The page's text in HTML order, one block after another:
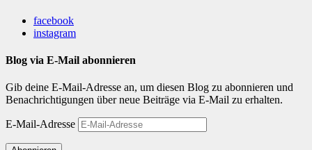
facebook
instagram
Blog via E-Mail abonnieren
Gib deine E-Mail-Adresse an, um diesen Blog zu abonnieren und
Benachrichtigungen über neue Beiträge via E-Mail zu erhalten.
E-Mail-Adresse